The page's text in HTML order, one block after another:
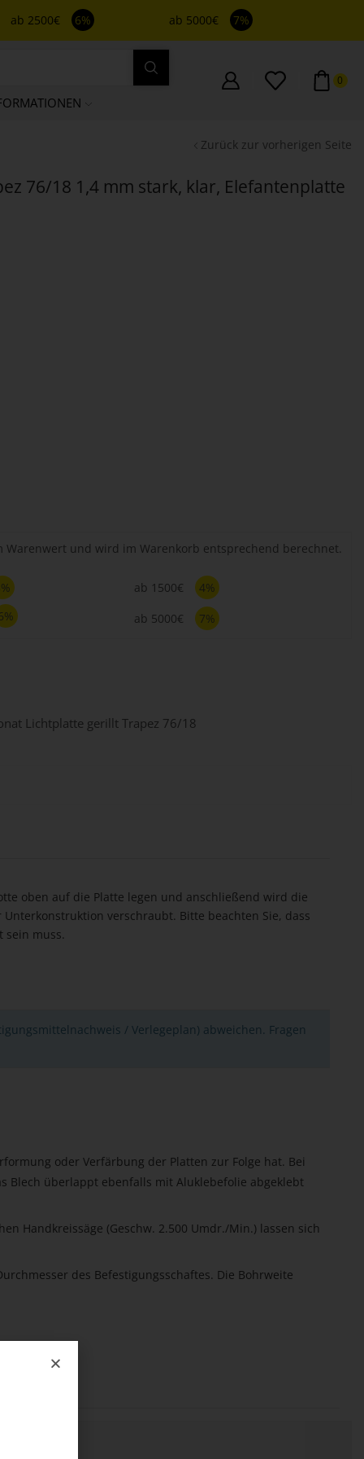
ab 2500€ 6% ab 5000€ 7%
0
Zurück zur vorherigen Seite
76/18 1,4 mm stark, klar, Elefantenplatte
Warenwert und wird im Warenkorb entsprechend berechnet.
ab 1500€
4%
ab 5000€ 7%
Lichtplatte gerillt Trapez 76/18
oben auf die Platte legen und anschließend wird die
verschraubt. Bitte beachten Sie, dass
sein muss.
/ Verlegeplan) abweichen. Fragen
oder Verfärbung der Platten zur Folge hat. Bei
Blech überlappt ebenfalls mit Aluklebefolie abgeklebt
Handkreissäge (Geschw. 2.500 Umdr./Min.) lassen sich
des Befestigungsschaftes. Die Bohrweite